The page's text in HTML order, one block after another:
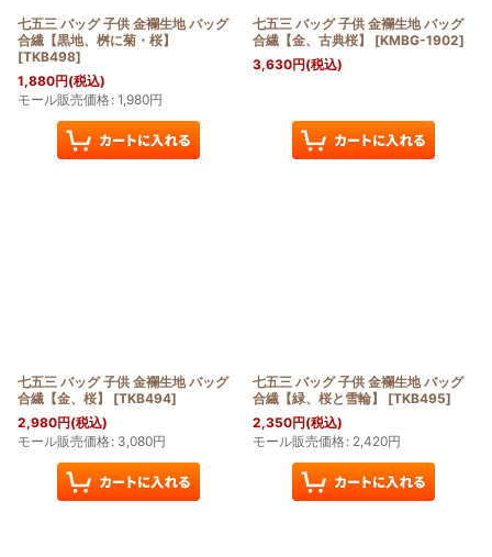
七五三 バッグ 子供 金襴生地 バッグ
合繊【黒地、桝に菊・桜】
[TKB498]
1,880円(税込)
モール販売価格: 1,980円
七五三 バッグ 子供 金襴生地 バッグ
合繊【金、古典桜】
[KMBG-1902]
3,630円(税込)
七五三 バッグ 子供 金襴生地 バッグ
合繊【金、桜】
[TKB494]
2,980円(税込)
モール販売価格: 3,080円
七五三 バッグ 子供 金襴生地 バッグ
合繊【緑、桜と雪輪】
[TKB495]
2,350円(税込)
モール販売価格: 2,420円